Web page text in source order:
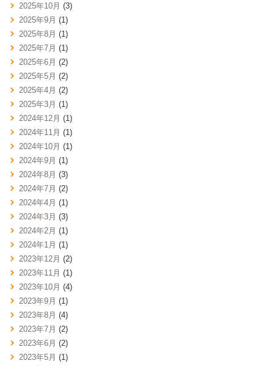
2025年10月 (3)
2025年9月 (1)
2025年8月 (1)
2025年7月 (1)
2025年6月 (2)
2025年5月 (2)
2025年4月 (2)
2025年3月 (1)
2024年12月 (1)
2024年11月 (1)
2024年10月 (1)
2024年9月 (1)
2024年8月 (3)
2024年7月 (2)
2024年4月 (1)
2024年3月 (3)
2024年2月 (1)
2024年1月 (1)
2023年12月 (2)
2023年11月 (1)
2023年10月 (4)
2023年9月 (1)
2023年8月 (4)
2023年7月 (2)
2023年6月 (2)
2023年5月 (1)